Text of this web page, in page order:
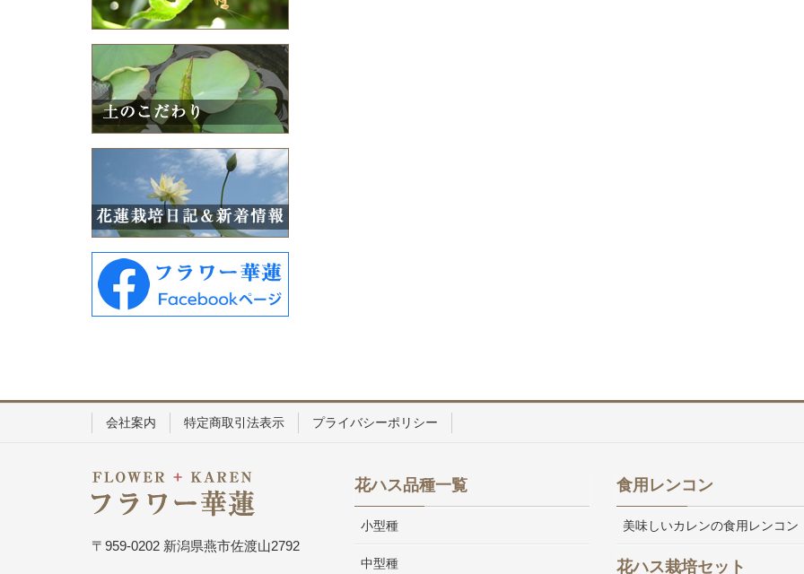
会社案内 特定商取引法表示 プライバシーポリシー
〒959-0202 新潟県燕市佐渡山2792
花ハス品種一覧
小型種
中型種
食用レンコン
美味しいカレンの食用レンコン
花ハス栽培セット